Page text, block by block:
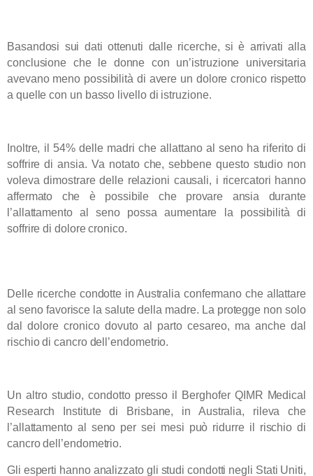
Basandosi sui dati ottenuti dalle ricerche, si è arrivati alla
conclusione che le donne con un’istruzione universitaria
avevano meno possibilità di avere un dolore cronico rispetto
a quelle con un basso livello di istruzione.
Inoltre, il 54% delle madri che allattano al seno ha riferito di
soffrire di ansia. Va notato che, sebbene questo studio non
voleva dimostrare delle relazioni causali, i ricercatori hanno
affermato che è possibile che provare ansia durante
l’allattamento al seno possa aumentare la possibilità di
soffrire di dolore cronico.
Delle ricerche condotte in Australia confermano che allattare
al seno favorisce la salute della madre. La protegge non solo
dal dolore cronico dovuto al parto cesareo, ma anche dal
rischio di cancro dell’endometrio.
Un altro studio, condotto presso il Berghofer QIMR Medical
Research Institute di Brisbane, in Australia, rileva che
l’allattamento al seno per sei mesi può ridurre il rischio di
cancro dell’endometrio.
Gli esperti hanno analizzato gli studi condotti negli Stati Uniti,